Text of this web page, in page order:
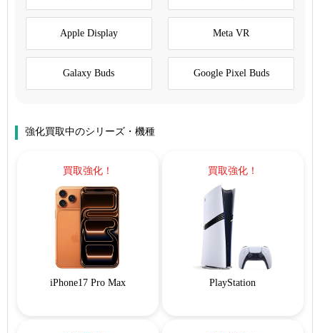
Apple Display Meta VR
Galaxy Buds Google Pixel Buds
強化買取中のシリーズ・機種
買取強化！
iPhone17 Pro Max
買取強化！
PlayStation